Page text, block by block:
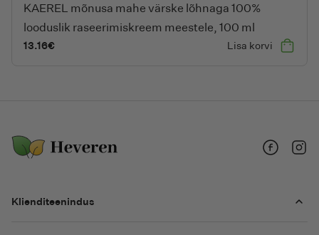
KAEREL mõnusa mahe värske lõhnaga 100%
looduslik raseerimiskreem meestele, 100 ml
13.16€ Lisa korvi
Klienditeenindus